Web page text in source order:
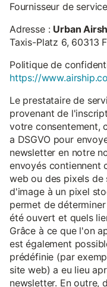
Fournisseur de
Adresse : Urban
Taxis-Platz 6, 60313
Politique de
https://
Le prestataire de
provenant de
votre consentement,
a DSGVO pour
newsletter en notre
envoyés contiennent
web ou des pixels
d'image à un pixel
permet de
été ouvert et quels
Grâce à ce que l'on
est également
prédéfinie (par
site web) a eu lieu
newsletter. En outre,